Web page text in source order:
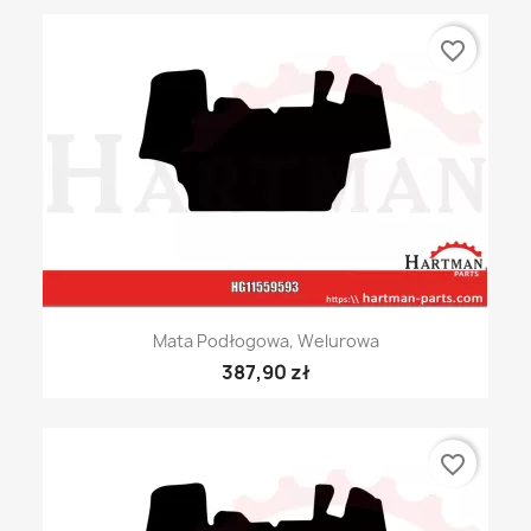
Mata Podłogowa, Welurowa
387,90 zł
favorite_border
favorite_border